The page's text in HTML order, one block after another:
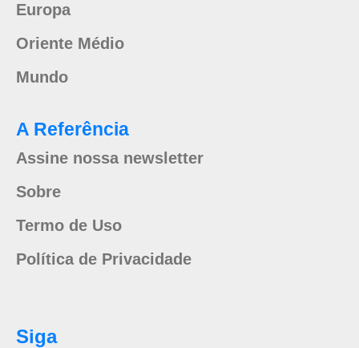
Europa
Oriente Médio
Mundo
A Referência
Assine nossa newsletter
Sobre
Termo de Uso
Política de Privacidade
Siga